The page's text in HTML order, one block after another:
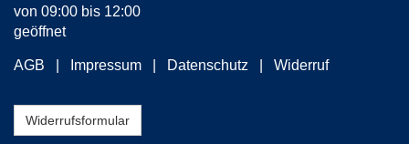
von 09:00 bis 12:00
geöffnet
AGB Impressum Datenschutz Widerruf
Widerrufsformular